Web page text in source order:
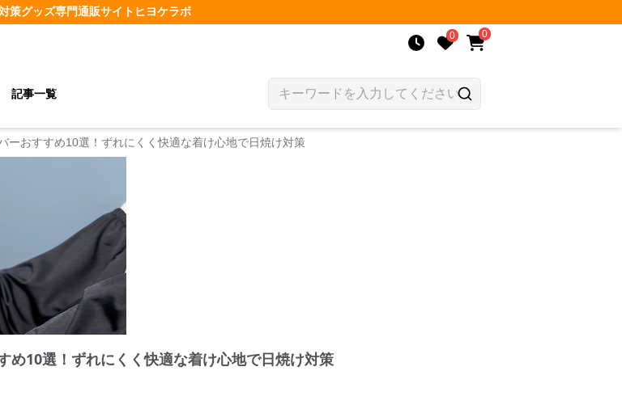
策グッズ専門通販サイト ヒヨケラボ
0 0
記事一覧
ーおすすめ10選！ずれにくく快適な着け心地で日焼け対策
め10選！ずれにくく快適な着け心地で日焼け対策